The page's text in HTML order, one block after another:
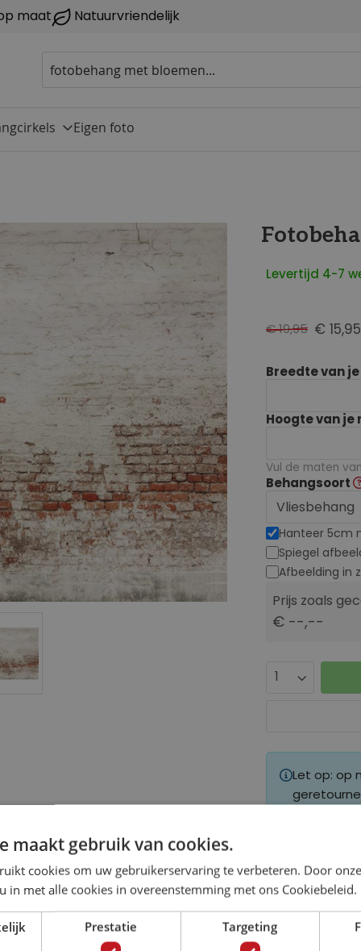
maat Natuurvriendelijk
Eigen foto
Levertijd 4-7
€ 15,95
€ 19,95
Breedte van
Hoogte van je
Vul de maten
Behangsoort
Hanteer 5cm
Spiegel
Afbeelding in
Prijs zoals
€ --,--
Let op: op
Specificaties
maakt gebruik van cookies.
cookies om uw gebruikerservaring te verbeteren. Door
in met alle cookies in overeenstemming met ons Cookiebeleid.
Prestatie Targeting